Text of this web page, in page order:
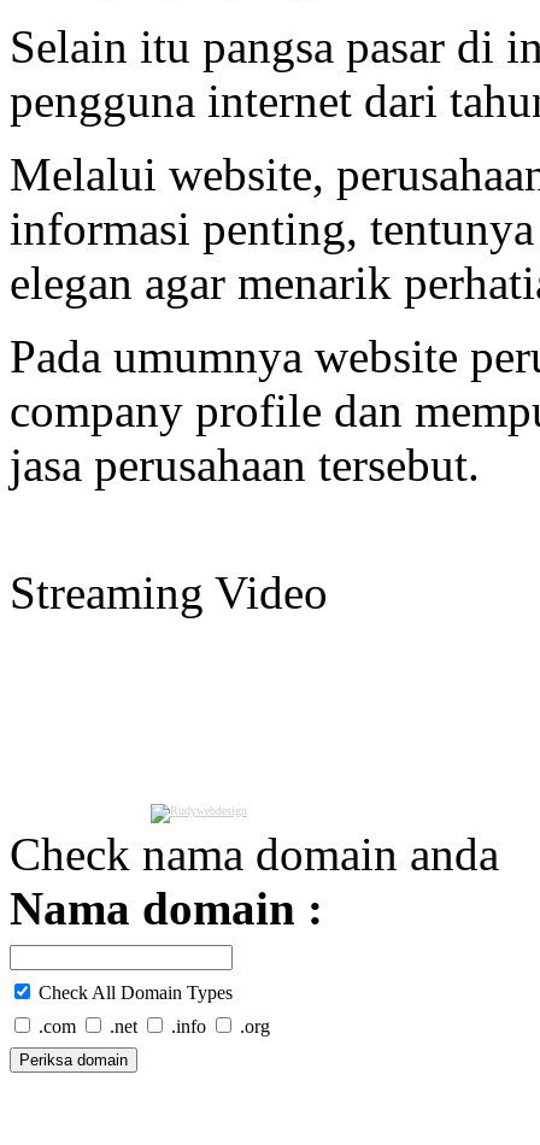
Selain itu pangsa pasar di
pengguna internet dari
Melalui website,
informasi penting,
elegan agar menarik
Pada umumnya website
company profile dan
jasa perusahaan tersebut.
Streaming Video
Check nama domain anda
Nama domain :
Check All Domain Types
.com
.net .info .org